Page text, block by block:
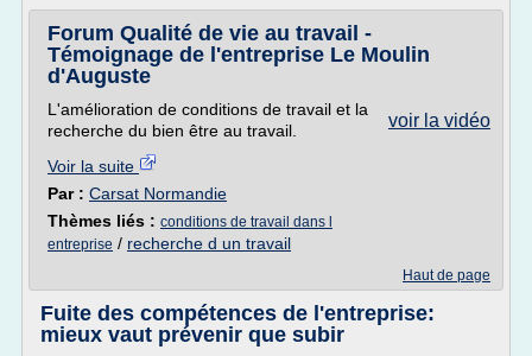
Forum Qualité de vie au travail -
Témoignage de l'entreprise Le Moulin
d'Auguste
voir la vidéo
L'amélioration de conditions de travail et la
recherche du bien être au travail.
Voir la suite
Par : Carsat Normandie
Thèmes liés : conditions de travail dans l
entreprise / recherche d un travail
Haut de page
Fuite des compétences de l'entreprise:
mieux vaut prévenir que subir